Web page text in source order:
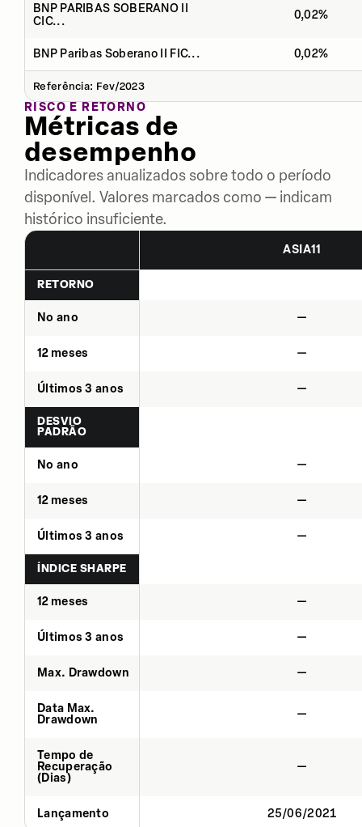
BNP PARIBAS SOBERANO II
CIC...
0,02%
BNP Paribas Soberano II FIC... 0,02%
Referência: Fev/2023
RISCO E RETORNO
Métricas de
desempenho
Indicadores anualizados sobre todo o período
disponível. Valores marcados como — indicam
histórico insuficiente.
ASIA11
RETORNO
No ano —
12 meses —
Últimos 3 anos —
DESVIO
PADRÃO
No ano —
12 meses —
Últimos 3 anos —
ÍNDICE SHARPE
12 meses —
Últimos 3 anos —
Max. Drawdown —
Data Max.
Drawdown
—
Tempo de
Recuperação
(Dias)
—
Lançamento 25/06/2021